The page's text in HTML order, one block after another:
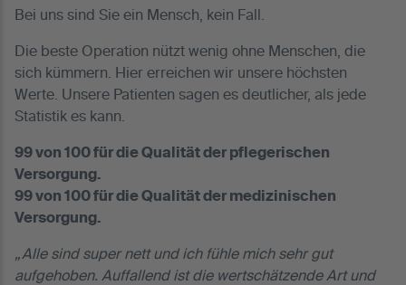
Bei uns sind Sie ein Mensch, kein Fall.
Die beste Operation nützt wenig ohne Menschen, die
sich kümmern. Hier erreichen wir unsere höchsten
Werte. Unsere Patienten sagen es deutlicher, als jede
Statistik es kann.
99 von 100 für die Qualität der pflegerischen
Versorgung.
99 von 100 für die Qualität der medizinischen
Versorgung.
„Alle sind super nett und ich fühle mich sehr gut
aufgehoben. Auffallend ist die wertschätzende Art und